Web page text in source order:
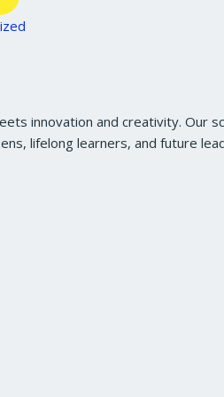
innovation and creativity. Our
lifelong learners, and future